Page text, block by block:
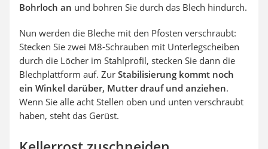
Bohrloch an und bohren Sie durch das Blech hindurch.
Nun werden die Bleche mit den Pfosten verschraubt:
Stecken Sie zwei M8-Schrauben mit Unterlegscheiben
durch die Löcher im Stahlprofil, stecken Sie dann die
Blechplattform auf. Zur Stabilisierung kommt noch
ein Winkel darüber, Mutter drauf und anziehen.
Wenn Sie alle acht Stellen oben und unten verschraubt
haben, steht das Gerüst.